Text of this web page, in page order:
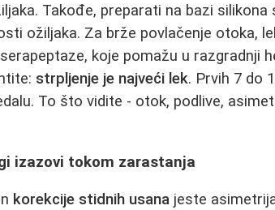
Takođe, preparati na bazi silikona
ožiljaka. Za brže povlačenje otoka,
koje pomažu u razgradnji
strpljenje je najveći lek. Prvih 7 do
To što vidite - otok, podlive,
izazovi tokom zarastanja
korekcije stidnih usana jeste